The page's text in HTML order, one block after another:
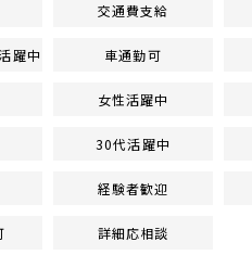
交通費支給
躍中 車通勤可
女性活躍中
30代活躍中
経験者歓迎
詳細応相談